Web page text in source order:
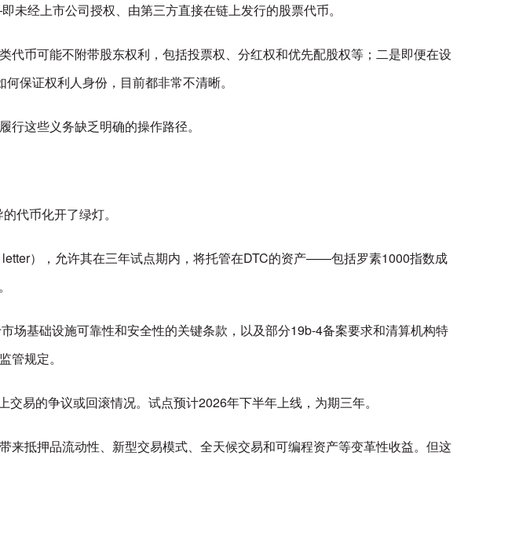
经上市公司授权、由第三方直接在链上发行的股票代币。
币可能不附带股东权利，包括投票权、分红权和优先配股权等；二是即便在设
保证权利人身份，目前都非常不清晰。
这些义务缺乏明确的操作路径。
代币化开了绿灯。
），允许其在三年试点期内，将托管在DTC的资产——包括罗素1000指数成
场基础设施可靠性和安全性的关键条款，以及部分19b-4备案要求和清算机构特
规定。
易的争议或回滚情况。试点预计2026年下半年上线，为期三年。
来抵押品流动性、新型交易模式、全天候交易和可编程资产等变革性收益。但这